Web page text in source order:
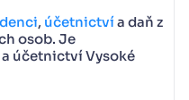
, účetnictví a daň z
osob. Je
účetnictví Vysoké